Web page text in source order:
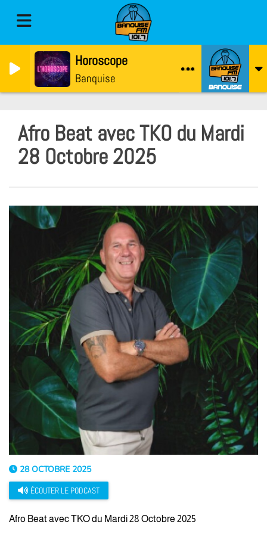
Horoscope
Banquise
Afro Beat avec TKO du Mardi
28 Octobre 2025
28 OCTOBRE 2025
ÉCOUTER LE PODCAST
Afro Beat avec TKO du Mardi 28 Octobre 2025